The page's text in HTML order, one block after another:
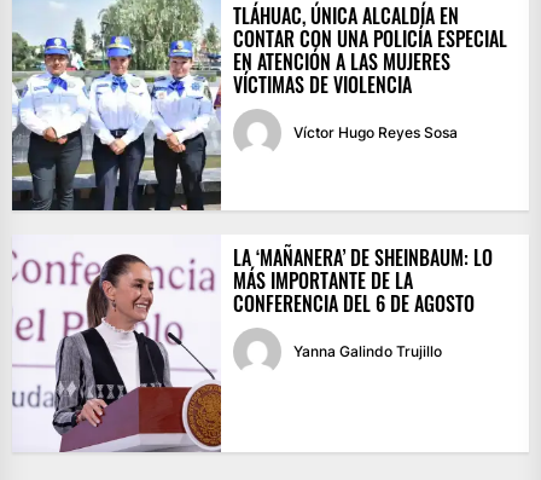
TLÁHUAC, ÚNICA ALCALDÍA EN
CONTAR CON UNA POLICÍA ESPECIAL
EN ATENCIÓN A LAS MUJERES
VÍCTIMAS DE VIOLENCIA
Víctor Hugo Reyes Sosa
LA ‘MAÑANERA’ DE SHEINBAUM: LO
MÁS IMPORTANTE DE LA
CONFERENCIA DEL 6 DE AGOSTO
Yanna Galindo Trujillo